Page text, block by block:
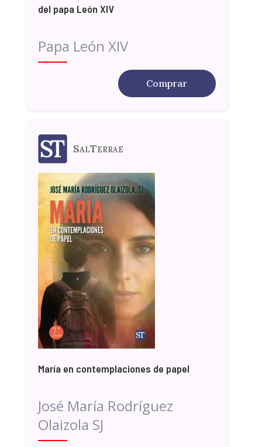
del papa León XIV
Papa León XIV
Comprar
SalTerrae
María en contemplaciones de papel
José María Rodríguez
Olaizola SJ